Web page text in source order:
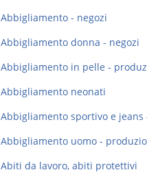
Abbigliamento - negozi
Abbigliamento donna - negozi
Abbigliamento in pelle -
Abbigliamento neonati
Abbigliamento sportivo e jeans
Abbigliamento uomo -
Abiti da lavoro, abiti protettivi